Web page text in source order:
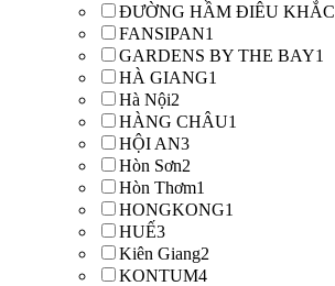
ĐƯỜNG HẦM ĐIÊU KHẮC
FANSIPAN1
GARDENS BY THE BAY1
HÀ GIANG1
Hà Nội2
HÀNG CHÂU1
HỘI AN3
Hòn Sơn2
Hòn Thơm1
HONGKONG1
HUẾ3
Kiên Giang2
KONTUM4